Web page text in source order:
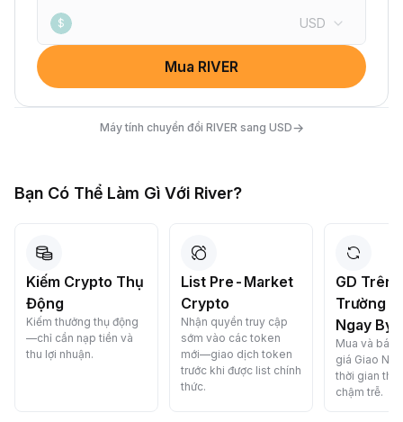
$ USD
Mua RIVER
Máy tính chuyển đổi RIVER sang USD→
Bạn Có Thể Làm Gì Với River?
Kiếm Crypto Thụ
Động
Kiếm thưởng thụ động
—chỉ cần nạp tiền và
thu lợi nhuận.
List Pre-Market
Crypto
Nhận quyền truy cập
sớm vào các token
mới—giao dịch token
trước khi được list chính
thức.
GD Trên
Trường
Ngay
Mua và bán
giá Giao
thời gian
chậm trễ.